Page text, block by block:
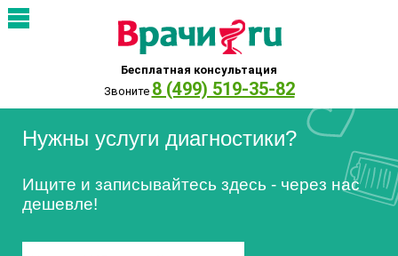
Бесплатная консультация
Звоните 8 (499) 519-35-82
Нужны услуги диагностики?
Ищите и записывайтесь здесь - через нас
дешевле!